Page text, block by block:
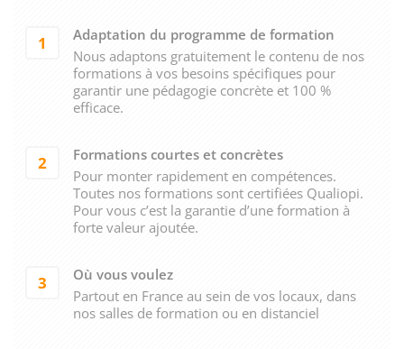
1
Adaptation du programme de formation
Nous adaptons gratuitement le contenu de nos
formations à vos besoins spécifiques pour
garantir une pédagogie concrète et 100 %
efficace.
2
Formations courtes et concrètes
Pour monter rapidement en compétences.
Toutes nos formations sont certifiées Qualiopi.
Pour vous c’est la garantie d’une formation à
forte valeur ajoutée.
3
Où vous voulez
Partout en France au sein de vos locaux, dans
nos salles de formation ou en distanciel